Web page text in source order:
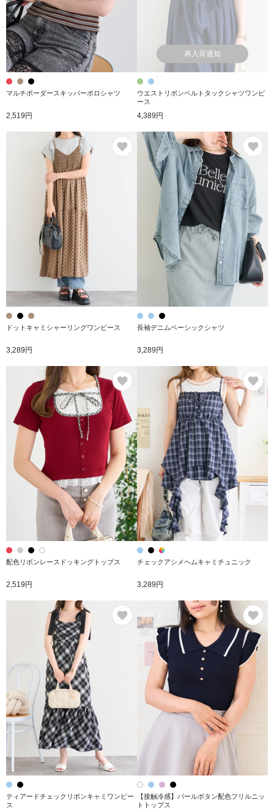
マルチボーダースキッパーポロシャツ
2,519円
再入荷通知
ウエストリボンベルトタックシャツワンピ
ース
4,389円
お気に入り
ドットキャミシャーリングワンピース
3,289円
長袖デニムベーシックシャツ
3,289円
配色リボンレースドッキングトップス
2,519円
チェックアシメヘムキャミチュニック
3,289円
ティアードチェックリボンキャミワンピー
ス
【接触冷感】パールボタン配色フリルニッ
トトップス